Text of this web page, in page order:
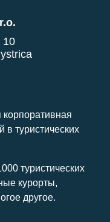
10
в туристических
туристических
курорты,
другое.